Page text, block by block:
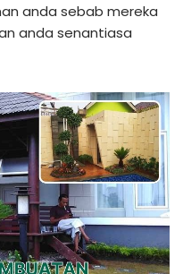
anda sebab mereka
anda senantiasa